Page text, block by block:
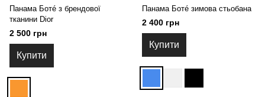
Панама Ботé з брендової
тканини Dior
2 500 грн
Купити
Панама Ботé зимова стьобана
2 400 грн
Купити